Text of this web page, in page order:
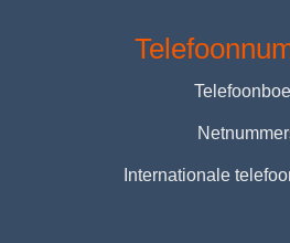
Internationale